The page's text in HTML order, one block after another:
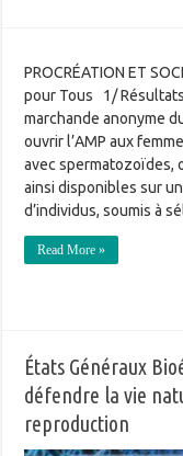
PROCRÉATION ET
pour Tous 1/
marchande anonyme
ouvrir l’AMP aux
avec spermatozoïdes,
ainsi disponibles sur
d’individus, soumis à
Read More »
États Généraux
défendre la vie
reproduction